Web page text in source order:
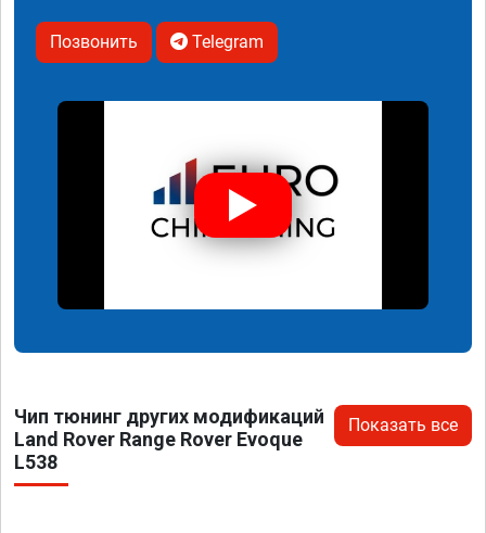
Позвонить Telegram
Чип тюнинг других модификаций
Land Rover Range Rover Evoque
L538
Показать все